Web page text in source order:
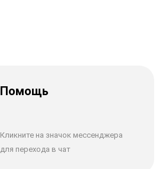
Помощь
Кликните на значок мессенджера
для перехода в чат